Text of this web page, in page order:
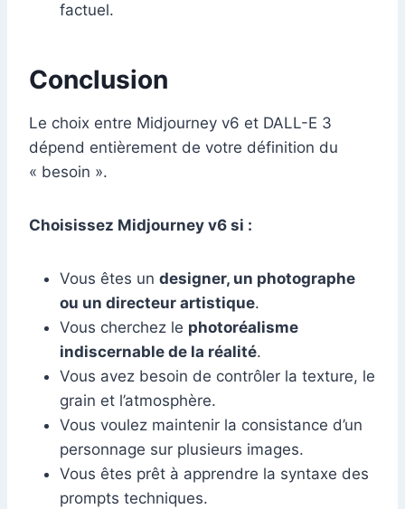
factuel.
Conclusion
Le choix entre Midjourney v6 et DALL-E 3
dépend entièrement de votre définition du
« besoin ».
Choisissez Midjourney v6 si :
Vous êtes un designer, un photographe
ou un directeur artistique.
Vous cherchez le photoréalisme
indiscernable de la réalité.
Vous avez besoin de contrôler la texture, le
grain et l’atmosphère.
Vous voulez maintenir la consistance d’un
personnage sur plusieurs images.
Vous êtes prêt à apprendre la syntaxe des
prompts techniques.